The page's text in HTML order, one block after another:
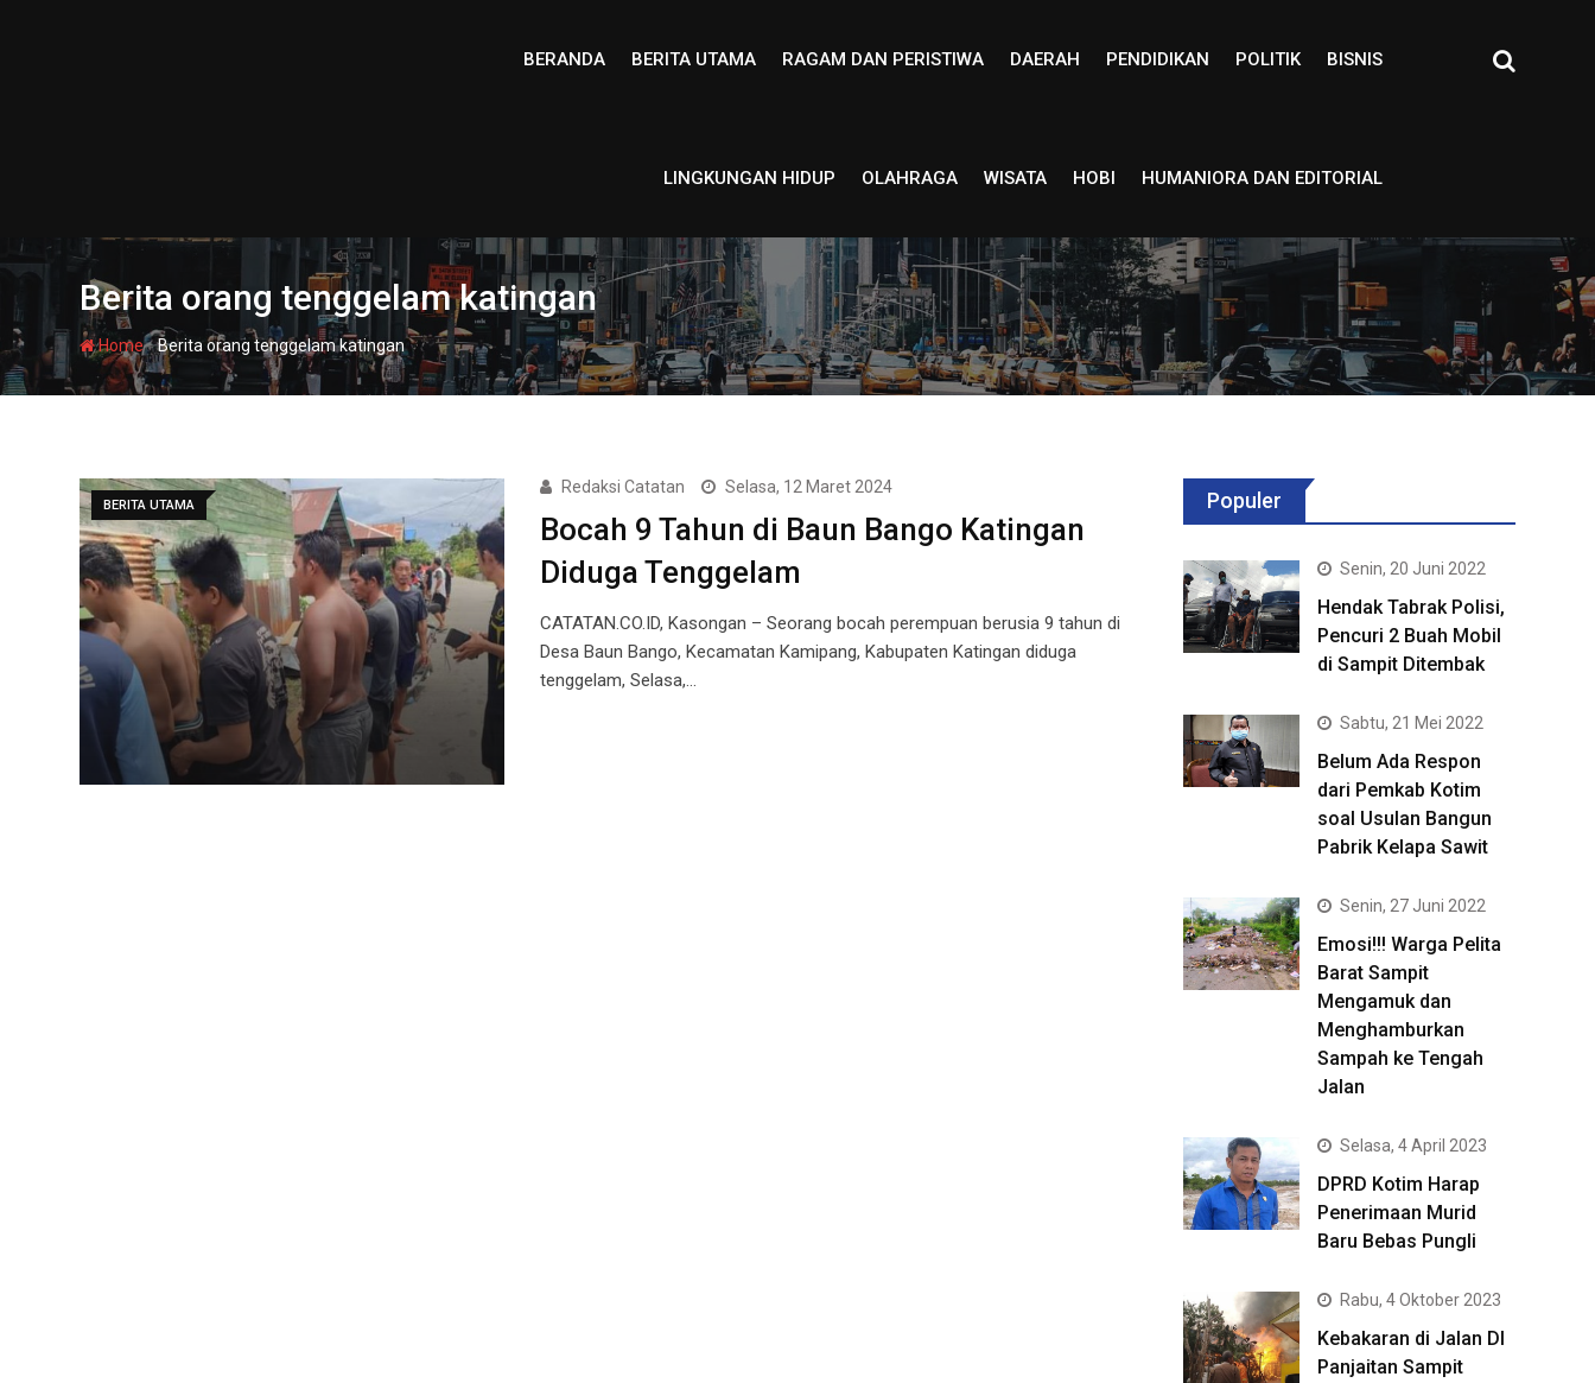
BERANDA BERITA UTAMA RAGAM DAN PERISTIWA DAERAH PENDIDIKAN POLITIK BISNIS
LINGKUNGAN HIDUP OLAHRAGA WISATA HOBI HUMANIORA DAN EDITORIAL
Berita orang tenggelam katingan
Home-Berita orang tenggelam katingan
BERITA UTAMA
Redaksi Catatan Selasa, 12 Maret 2024
Bocah 9 Tahun di Baun Bango Katingan
Diduga Tenggelam
CATATAN.CO.ID, Kasongan – Seorang bocah perempuan berusia 9 tahun di
Desa Baun Bango, Kecamatan Kamipang, Kabupaten Katingan diduga
tenggelam, Selasa,…
Populer
Senin, 20 Juni 2022
Hendak Tabrak Polisi,
Pencuri 2 Buah Mobil
di Sampit Ditembak
Sabtu, 21 Mei 2022
Belum Ada Respon
dari Pemkab Kotim
soal Usulan Bangun
Pabrik Kelapa Sawit
Senin, 27 Juni 2022
Emosi!!! Warga Pelita
Barat Sampit
Mengamuk dan
Menghamburkan
Sampah ke Tengah
Jalan
Selasa, 4 April 2023
DPRD Kotim Harap
Penerimaan Murid
Baru Bebas Pungli
Rabu, 4 Oktober 2023
Kebakaran di Jalan DI
Panjaitan Sampit